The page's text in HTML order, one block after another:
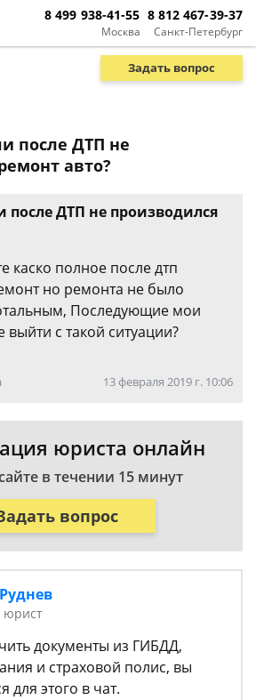
Москва
8 499 938-41-55
Санкт-Петербург
8 812 467-39-37
Задать вопрос
после ДТП не
авто?
после ДТП не производился
каско полное после дтп
но ремонта не было
Последующие мои
выйти с такой ситуации?
13 февраля 2019 г. 10:06
юриста онлайн
в течении 15 минут
вопрос
юрист
документы из ГИБДД,
и страховой полис, вы
для этого в чат.